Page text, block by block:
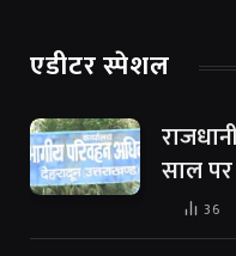
एडीटर स्पेशल
साल
36